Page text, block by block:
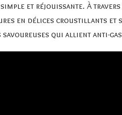
et réjouissante. À
en délices croustillants et
savoureuses qui allient anti-